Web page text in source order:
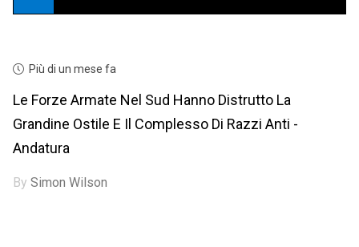
Più di un mese fa
Le Forze Armate Nel Sud Hanno Distrutto La
Grandine Ostile E Il Complesso Di Razzi Anti -
Andatura
BySimon Wilson